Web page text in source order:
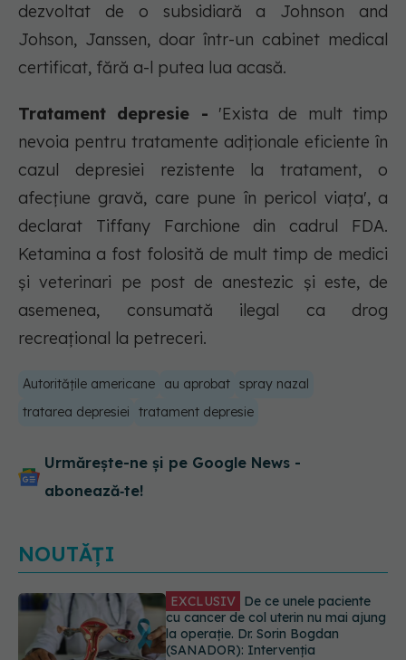
dezvoltat de o subsidiară a Johnson and
Johson, Janssen, doar într-un cabinet medical
certificat, fără a-l putea lua acasă.
Tratament depresie - 'Exista de mult timp
nevoia pentru tratamente adiţionale eficiente în
cazul depresiei rezistente la tratament, o
afecţiune gravă, care pune în pericol viaţa', a
declarat Tiffany Farchione din cadrul FDA.
Ketamina a fost folosită de mult timp de medici
şi veterinari pe post de anestezic şi este, de
asemenea, consumată ilegal ca drog
recreaţional la petreceri.
Autorităţile americane au aprobat spray nazal
tratarea depresiei
tratament depresie
Urmărește-ne și pe Google News -
abonează‑te!
NOUTĂȚI
Alertă în Europa după un nou caz
de hantavirus Anzi, singura tulpină
care se transmite de la om la om